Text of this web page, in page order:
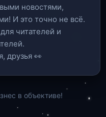
новостями,
И это точно не всё.
читателей и
друзья 👀
в объективе!